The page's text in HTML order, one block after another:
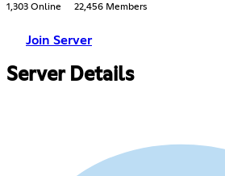
1,303 Online 22,456 Members
Join Server
Server Details